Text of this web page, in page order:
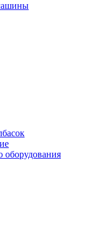
оборудования